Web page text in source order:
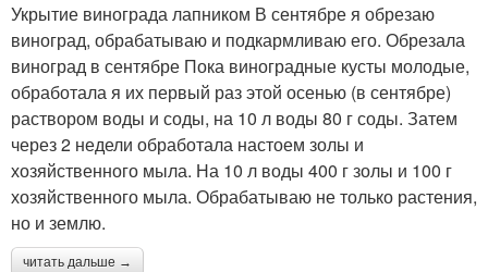
Укрытие винограда лапником В сентябре я обрезаю
виноград, обрабатываю и подкармливаю его. Обрезала
виноград в сентябре Пока виноградные кусты молодые,
обработала я их первый раз этой осенью (в сентябре)
раствором воды и соды, на 10 л воды 80 г соды. Затем
через 2 недели обработала настоем золы и
хозяйственного мыла. На 10 л воды 400 г золы и 100 г
хозяйственного мыла. Обрабатываю не только растения,
но и землю.
читать дальше →